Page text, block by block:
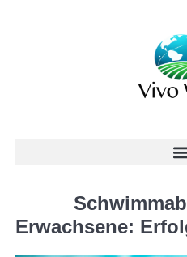
Erwachsene: